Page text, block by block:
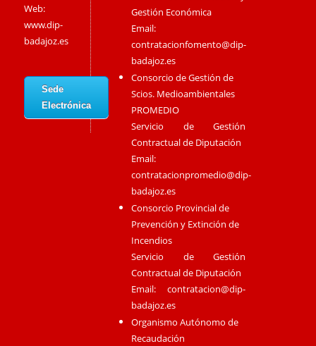
Web:
www.dip-
badajoz.es
Sede
Electrónica
Gestión Económica
Email:
contratacionfomento@dip-
badajoz.es
Consorcio de Gestión de
Scios. Medioambientales
PROMEDIO
Servicio de Gestión
Contractual de Diputación
Email:
contratacionpromedio@dip-
badajoz.es
Consorcio Provincial de
Prevención y Extinción de
Incendios
Servicio de Gestión
Contractual de Diputación
Email:contratacion@dip-
badajoz.es
Organismo Autónomo de
Recaudación